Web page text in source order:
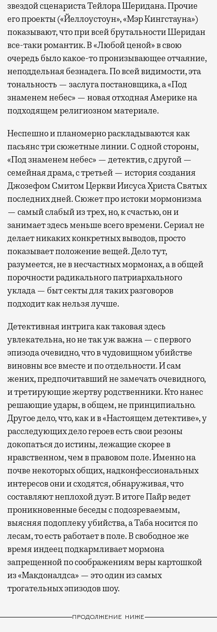
звездой сценариста Тейлора Шеридана. Прочие
его проекты («Йеллоустоун», «Мэр Кингстауна»)
показывают, что при всей брутальности Шеридан
все-таки романтик. В «Любой ценой» в свою
очередь было какое-то пронизывающее отчаяние,
неподдельная безнадега. По всей видимости, эта
тональность — заслуга постановщика, а «Под
знаменем небес» — новая отходная Америке на
подходящем религиозном материале.
Неспешно и планомерно раскладываются как
пасьянс три сюжетные линии. С одной стороны,
«Под знаменем небес» — детектив, с другой —
семейная драма, с третьей — история создания
Джозефом Смитом Церкви Иисуса Христа Святых
последних дней. Сюжет про истоки мормонизма
— самый слабый из трех, но, к счастью, он и
занимает здесь меньше всего времени. Сериал не
делает никаких конкретных выводов, просто
показывает положение вещей. Дело тут,
разумеется, не в несчастных мормонах, а в общей
порочности радикального патриархального
уклада — быт секты для таких разговоров
подходит как нельзя лучше.
Детективная интрига как таковая здесь
увлекательна, но не так уж важна — с первого
эпизода очевидно, что в чудовищном убийстве
виновны все вместе и по отдельности. И сам
жених, предпочитавший не замечать очевидного,
и третирующие жертву родственники. Кто нанес
решающие удары, в общем, не принципиально.
Другое дело, что, как и в «Настоящем детективе», у
расследующих дело героев есть свои резоны
докопаться до истины, лежащие скорее в
нравственном, чем в правовом поле. Именно на
почве некоторых общих, надконфессиональных
интересов они и сходятся, обнаруживая, что
составляют неплохой дуэт. В итоге Пайр ведет
проникновенные беседы с подозреваемым,
выясняя подоплеку убийства, а Таба носится по
лесам, то есть работает в поле. В свободное же
время индеец подкармливает мормона
запрещенной по соображениям веры картошкой
из «Макдоналдса» — это один из самых
трогательных эпизодов шоу.
ПРОДОЛЖЕНИЕ НИЖЕ